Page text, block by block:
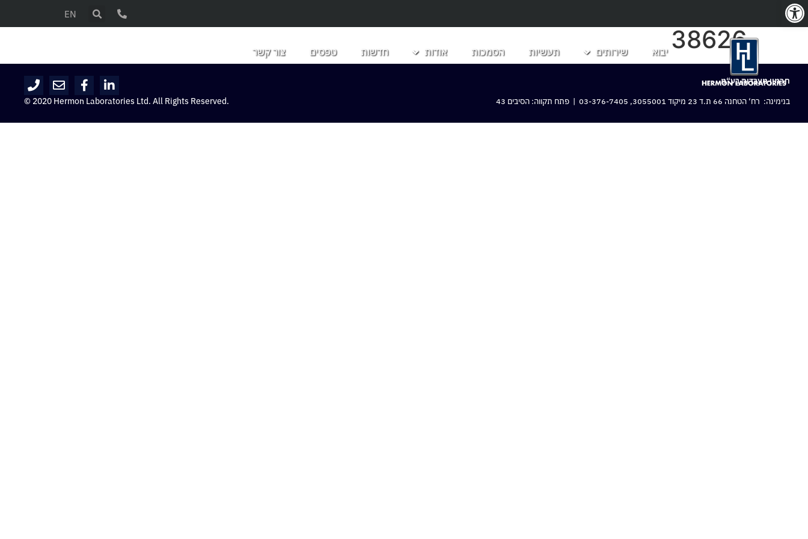
EN
יבוא שירותים תעשיות הסמכות אודות חדשות טפסים צור קשר 38626
חרמון מעבדות בע“מ
בנימינה: רח‘ הטחנה 66 ת.ד 23 מיקוד 3055001,
03-376-7405 | פתח תקווה: הסיבים 43 © 2020 Hermon Laboratories Ltd. All Rights Reserved.